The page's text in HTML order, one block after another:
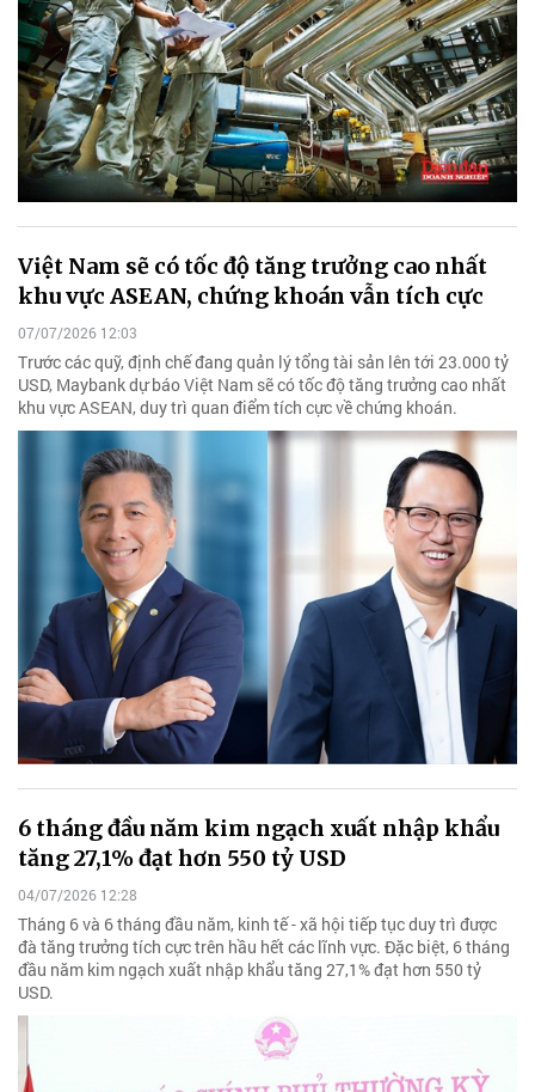
Việt Nam sẽ có tốc độ tăng trưởng cao nhất
khu vực ASEAN, chứng khoán vẫn tích cực
07/07/2026 12:03
Trước các quỹ, định chế đang quản lý tổng tài sản lên tới 23.000 tỷ
USD, Maybank dự báo Việt Nam sẽ có tốc độ tăng trưởng cao nhất
khu vực ASEAN, duy trì quan điểm tích cực về chứng khoán.
6 tháng đầu năm kim ngạch xuất nhập khẩu
tăng 27,1% đạt hơn 550 tỷ USD
04/07/2026 12:28
Tháng 6 và 6 tháng đầu năm, kinh tế - xã hội tiếp tục duy trì được
đà tăng trưởng tích cực trên hầu hết các lĩnh vực. Đặc biệt, 6 tháng
đầu năm kim ngạch xuất nhập khẩu tăng 27,1% đạt hơn 550 tỷ
USD.